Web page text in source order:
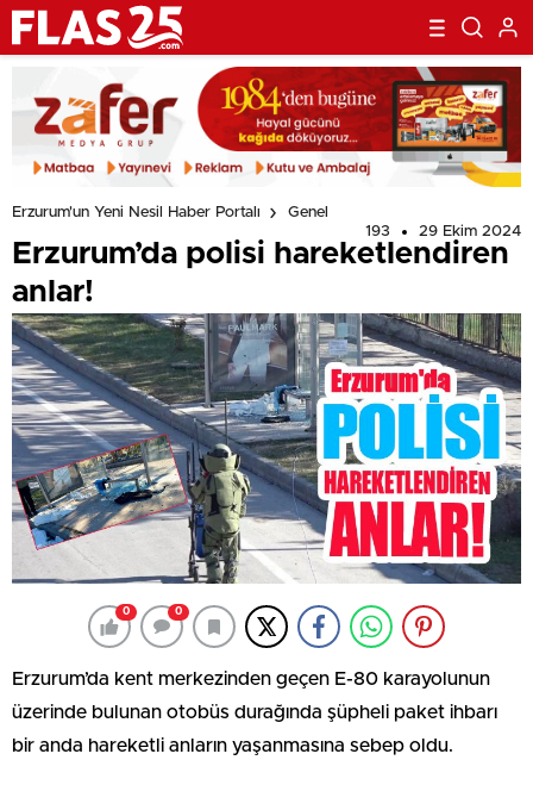
Erzurum'un Yeni Nesil Haber Portalı
Genel
193
29 Ekim 2024
Erzurum’da polisi hareketlendiren
anlar!
0 0
Erzurum’da kent merkezinden geçen E-80 karayolunun
üzerinde bulunan otobüs durağında şüpheli paket ihbarı
bir anda hareketli anların yaşanmasına sebep oldu.